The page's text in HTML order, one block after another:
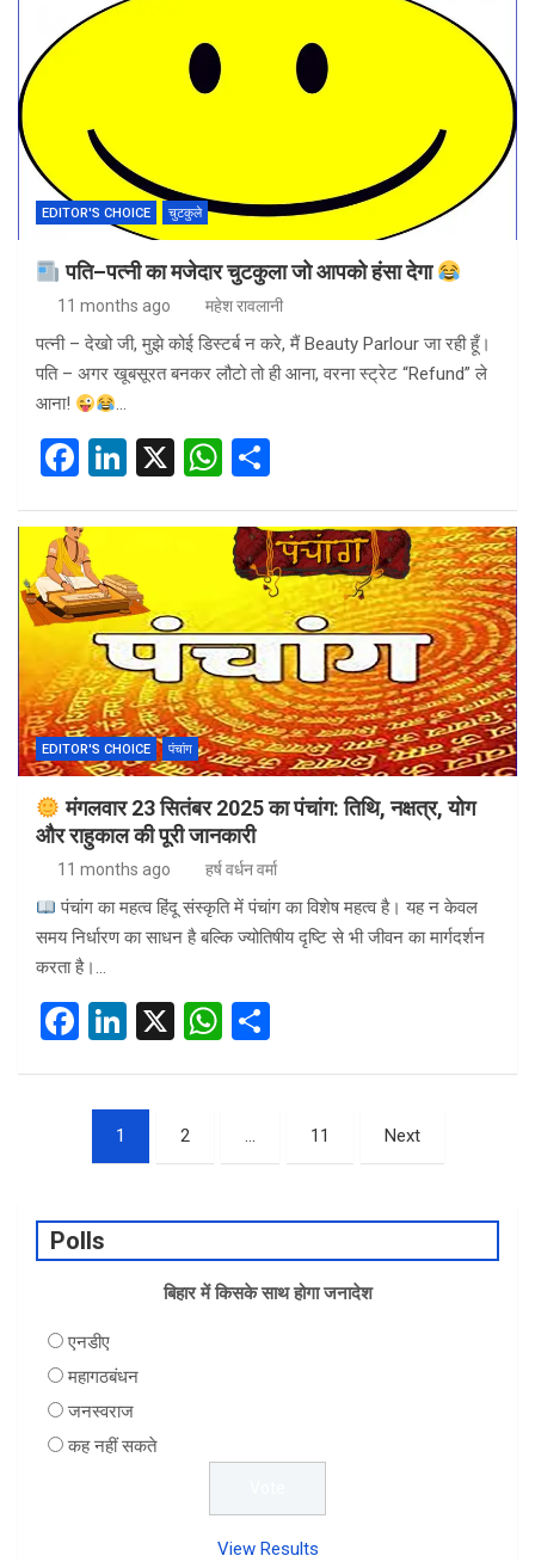
b
k
EDITOR'S CHOICE चुटकुले
पति–पत्नी का मजेदार चुटकुला जो आपको हंसा देगा
11 months ago महेश रावलानी
पत्नी – देखो जी, मुझे कोई डिस्टर्ब न करे, मैं Beauty Parlour जा रही हूँ।
पति – अगर खूबसूरत बनकर लौटो तो ही आना, वरना स्ट्रेट “Refund” ले
आना!
…
F
ce
b
o
o
k
Li
ke
dI
n
X
W
at
s
p
p
ar
e
EDITOR'S CHOICE पंचांग
मंगलवार 23 सितंबर 2025 का पंचांग: तिथि, नक्षत्र, योग
और राहुकाल की पूरी जानकारी
11 months ago हर्ष वर्धन वर्मा
पंचांग का महत्व हिंदू संस्कृति में पंचांग का विशेष महत्व है। यह न केवल
समय निर्धारण का साधन है बल्कि ज्योतिषीय दृष्टि से भी जीवन का मार्गदर्शन
करता है।…
F
ce
o
o
k
Li
ke
n
X
W
A
p
p
pagination
1 2 … 11 Next
Polls
बिहार में किसके साथ होगा जनादेश
एनडीए
महागठबंधन
जनस्वराज
कह नहीं सकते
View Results